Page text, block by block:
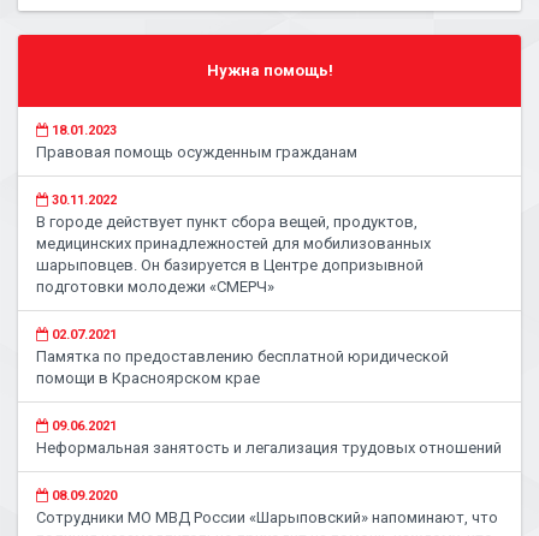
Нужна помощь!
18.01.2023
Правовая помощь осужденным гражданам
30.11.2022
В городе действует пункт сбора вещей, продуктов,
медицинских принадлежностей для мобилизованных
шарыповцев. Он базируется в Центре допризывной
подготовки молодежи «СМЕРЧ»
02.07.2021
Памятка по предоставлению бесплатной юридической
помощи в Красноярском крае
09.06.2021
Неформальная занятость и легализация трудовых отношений
08.09.2020
Сотрудники МО МВД России «Шарыповский» напоминают, что